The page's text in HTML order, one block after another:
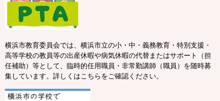
横浜市教育委員会では、横浜市立の小・中・義務教育・特別支援・
高等学校の教員等の出産休暇や病気休暇の代替またはサポート（担
任補助）等として、臨時的任用職員・非常勤講師（職員）を随時募
集しています。詳しくはこちらをご確認ください。